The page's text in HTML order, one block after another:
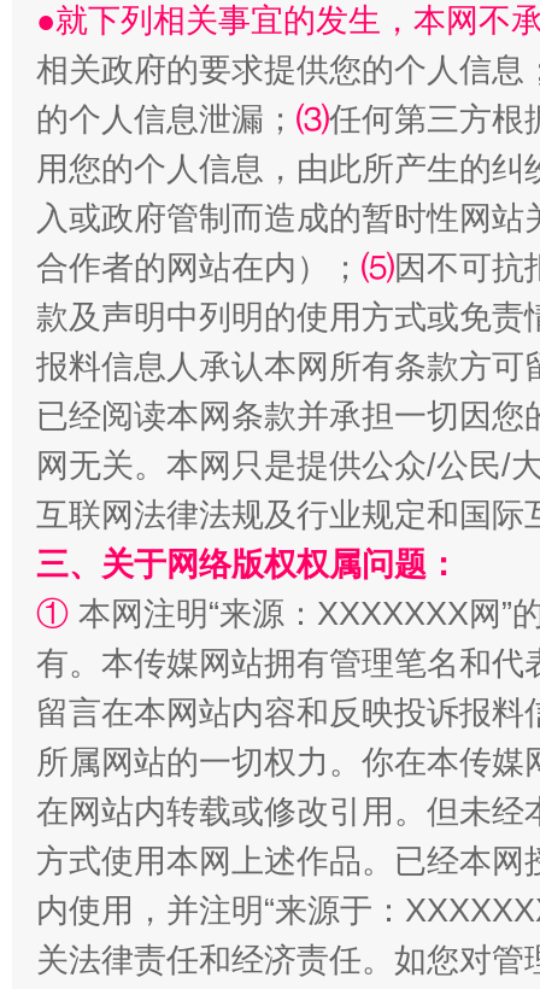
受贿1.44亿！段成刚被判无期 从幼
全民健身五年计划来了！等你上场
阿坝州三大球赛在茂县开幕 规模
●就下列相关事宜的发生，本网不
相关政府的要求提供您的个人信息
的个人信息泄漏； ⑶任何第三方根
用您的个人信息，由此所产生的纠
入或政府管制而造成的暂时性网
合作者的网站在内）； ⑸因不可抗
款及声明中列明的使用方式或免责
报料信息人承认本网所有条款方
已经阅读本网条款并承担一切因
网无关。本网只是提供公众/公民/
互联网法律法规及行业规定和国
三、关于网络版权权属问题：
① 本网注明“来源：XXXXXXX网”
有。本传媒网站拥有管理笔名和
留言在本网站内容和反映投诉报
所属网站的一切权力。你在本传
在网站内转载或修改引用。但未
方式使用本网上述作品。已经本
内使用，并注明“来源于：
关法律责任和经济责任。如您对